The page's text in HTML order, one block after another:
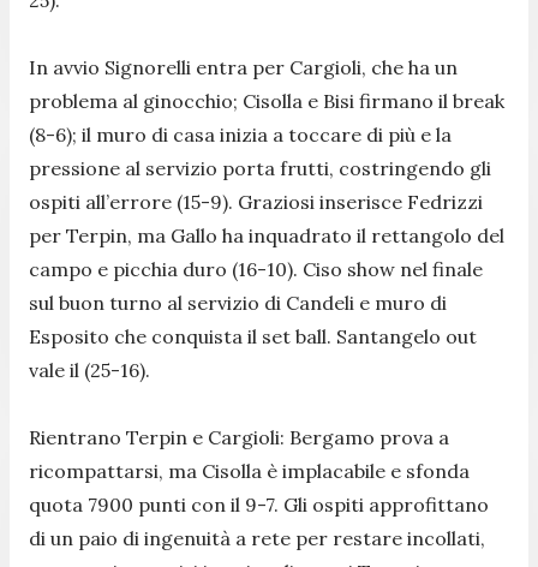
In avvio Signorelli entra per Cargioli, che ha un
problema al ginocchio; Cisolla e Bisi firmano il break
(8-6); il muro di casa inizia a toccare di più e la
pressione al servizio porta frutti, costringendo gli
ospiti all’errore (15-9). Graziosi inserisce Fedrizzi
per Terpin, ma Gallo ha inquadrato il rettangolo del
campo e picchia duro (16-10). Ciso show nel finale
sul buon turno al servizio di Candeli e muro di
Esposito che conquista il set ball. Santangelo out
vale il (25-16).
Rientrano Terpin e Cargioli: Bergamo prova a
ricompattarsi, ma Cisolla è implacabile e sfonda
quota 7900 punti con il 9-7. Gli ospiti approfittano
di un paio di ingenuità a rete per restare incollati,